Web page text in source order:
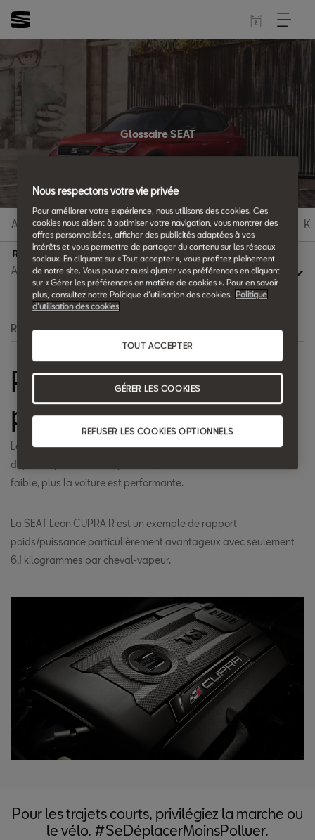
Glossaire SEAT
A B C D E F G H I J K
R
Recherche
Rapport
poids/puissance
Le rapport poids/puissance d'une voiture indique le poids à
déplacer par cheval-vapeur ou par kilowatt. Plus la valeur est
faible, plus la voiture est performante.
La SEAT Leon CUPRA R est un exemple de rapport
poids/puissance particulièrement avantageux avec seulement
6,1 kilogrammes par cheval-vapeur.
Pour les trajets courts, privilégiez la marche ou
le vélo. #SeDéplacerMoinsPolluer.
Nous respectons votre vie privée
Pour améliorer votre expérience, nous utilisons des cookies. Ces
cookies nous aident à optimiser votre navigation, vous montrer des
offres personnalisées, afficher des publicités adaptées à vos
intérêts et vous permettre de partager du contenu sur les réseaux
sociaux. En cliquant sur « Tout accepter », vous profitez pleinement
de notre site. Vous pouvez aussi ajuster vos préférences en cliquant
sur « Gérer les préférences en matière de cookies ». Pour en savoir
plus, consultez notre Politique d’utilisation des cookies.
Politique
d’utilisation des cookies
REFUSER LES COOKIES OPTIONNELS
TOUT ACCEPTER
GÉRER LES COOKIES